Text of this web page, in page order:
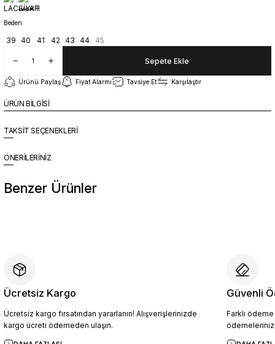
Beden
39 40 41 42 43 44 45
Sepete Ekle
Ürünü Paylaş Fiyat Alarmı Tavsiye Et Karşılaştır
ÜRÜN BİLGİSİ
TAKSİT SEÇENEKLERİ
ÖNERİLERİNİZ
Benzer Ürünler
4.094,10 TL
4.549,00 TL
Sepete Ekle
Ücretsiz Kargo
Ücretsiz kargo fırsatından yararlanın! Alışverişlerinizde
kargo ücreti ödemeden ulaşın.
Güvenli
Farklı